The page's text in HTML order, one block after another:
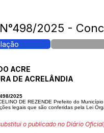
2025 -
ACRE
DE ACRELÂNDIA
2025
DE REZENDE Prefeito do
legais que são conferidas pela Lei
o publicado no Diário